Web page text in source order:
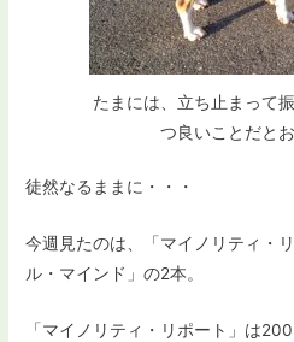
たまには、立ち止まって
つ良いことだとお
徒然なるままに・・・
今週見たのは、「マイノリティ・
ル・マインド」の2本。
「マイノリティ・リポート」は